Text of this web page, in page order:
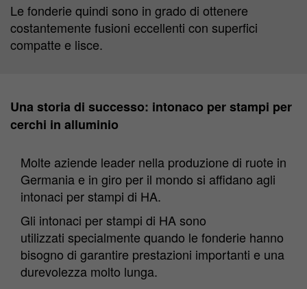
Le fonderie quindi sono in grado di ottenere
costantemente fusioni eccellenti con superfici
compatte e lisce.
Una storia di successo: intonaco per stampi per
cerchi in alluminio
Molte aziende leader nella produzione di ruote in
Germania e in giro per il mondo si affidano agli
intonaci per stampi di HA.
Gli intonaci per stampi di HA sono
utilizzati specialmente quando le fonderie hanno
bisogno di garantire prestazioni importanti e una
durevolezza molto lunga.